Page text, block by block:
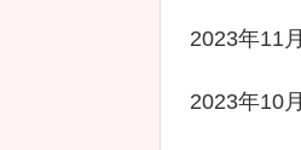
2023年11月
2023年10月